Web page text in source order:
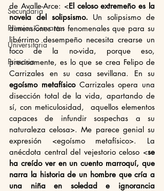
Secundaria
Premios Cervantes
Universitaria
Primaria
de Avalle-Arce: <El celoso extremeño es la
novela del solipsismo. Un solipsismo de
dimensiones tan fenomenales que para su
libérrimo desempeño necesita crearse un
foco de la no-vida, porque eso,
precisamente, es lo que se crea Felipo de
egoísmo metafísico Carrizales opera una
disección total de la vida, apartando de
sí, con meticulosidad,  aquellos elementos
capaces de infundir sospechas a su
naturaleza celosa>. Me parece genial su
expresión <egoísmo metafísico>. La
anécdota central del vejestorio celoso <se
ha creído ver en un cuento marroquí, que
narra la historia de un hombre que cría a
una niña en soledad e ignorancia